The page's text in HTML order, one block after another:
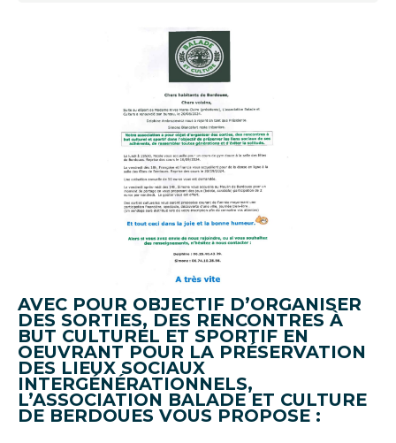
AVEC POUR OBJECTIF D’ORGANISER
DES SORTIES, DES RENCONTRES À
BUT CULTUREL ET SPORTIF EN
OEUVRANT POUR LA PRÉSERVATION
DES LIEUX SOCIAUX
INTERGÉNÉRATIONNELS,
L’ASSOCIATION BALADE ET CULTURE
DE BERDOUES VOUS PROPOSE :